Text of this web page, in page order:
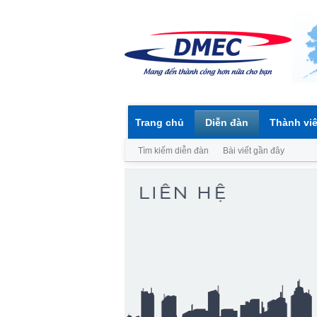
Trang chủ Diễn đàn
Tìm kiếm diễn đàn Bài viết gần đây
Thành